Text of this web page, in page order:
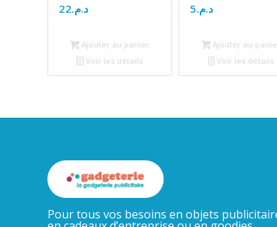
د.م.22
Ajouter au panier
Voir les détails
د.م.5
Ajouter au
Voir les détails
Pour tous vos besoins en objets